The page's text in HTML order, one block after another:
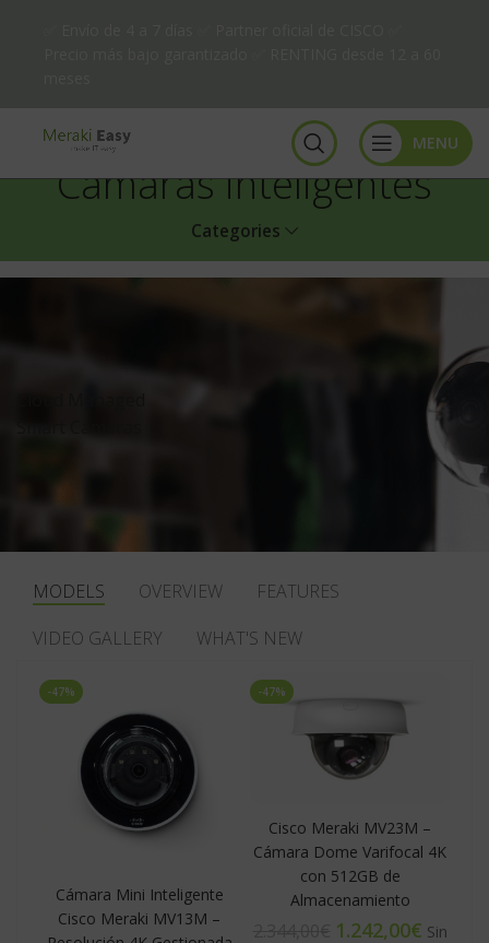
MENU
Cámaras inteligentes
Categories
MODELS OVERVIEW
FEATURES
VIDEO GALLERY
WHAT'S NEW
-47%
Cámara Mini Inteligente
Cisco Meraki MV13M –
-47%
Cisco Meraki MV23M –
Cámara Dome Varifocal 4K
con 512GB de
Almacenamiento
1.242,00€